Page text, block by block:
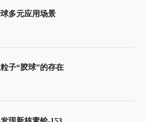
多元应用场景
子“胶球”的存在